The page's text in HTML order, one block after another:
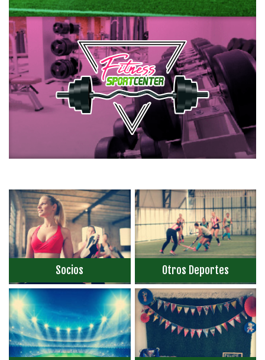
Socios Otros Deportes